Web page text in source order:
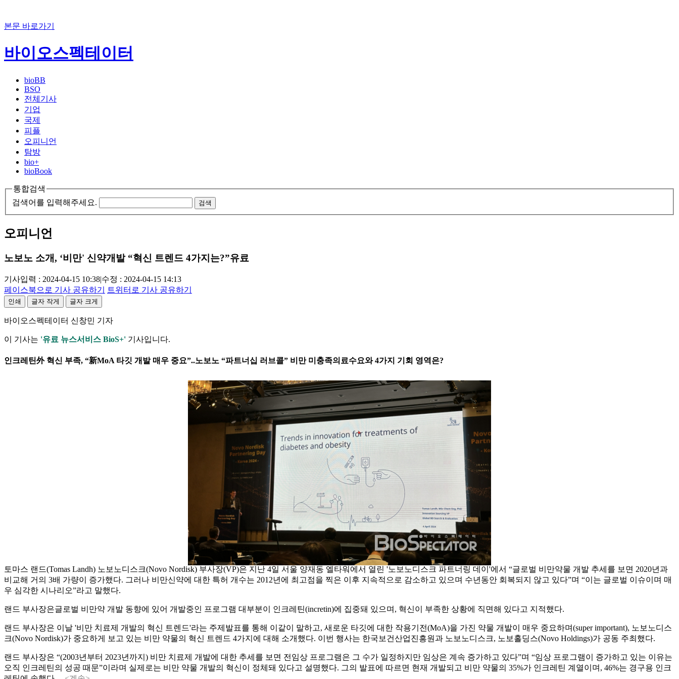
본문 바로가기
바이오스펙테이터
bioBB
BSO
전체기사
기업
국제
피플
오피니언
탐방
bio+
bioBook
통합검색
검색어를 입력해주세요.
검색
오피니언
노보노 소개, ‘비만' 신약개발 “혁신 트렌드 4가지는?”유료
기사입력 : 2024-04-15 10:38|수정 : 2024-04-15 14:13
페이스북으로 기사 공유하기
트위터로 기사 공유하기
인쇄 글자 작게 글자 크게
바이오스펙테이터 신창민 기자
이 기사는 '유료 뉴스서비스 BioS+' 기사입니다.
인크레틴外 혁신 부족, “新MoA 타깃 개발 매우 중요”..노보노 “파트너십 러브콜” 비만 미충족의료수요와 4가지 기회 영역은?
▲토마스 랜드 부사장
토마스 랜드(Tomas Landh) 노보노디스크(Novo Nordisk) 부사장(VP)은 지난 4일 서울 양재동 엘타워에서 열린 '노보노디스크 파트너링 데이'에서 “글로벌 비만약물 개발 추세를 보면 2020년과
비교해 거의 3배 가량이 증가했다. 그러나 비만신약에 대한 특허 개수는 2012년에 최고점을 찍은 이후 지속적으로 감소하고 있으며 수년동안 회복되지 않고 있다”며 “이는 글로벌 이슈이며 매
우 심각한 시나리오”라고 말했다.
랜드 부사장은글로벌 비만약 개발 동향에 있어 개발중인 프로그램 대부분이 인크레틴(incretin)에 집중돼 있으며, 혁신이 부족한 상황에 직면해 있다고 지적했다.
랜드 부사장은 이날 '비만 치료제 개발의 혁신 트렌드'라는 주제발표를 통해 이같이 말하고, 새로운 타깃에 대한 작용기전(MoA)을 가진 약물 개발이 매우 중요하며(super important), 노보노디스
크(Novo Nordisk)가 중요하게 보고 있는 비만 약물의 혁신 트렌드 4가지에 대해 소개했다. 이번 행사는 한국보건산업진흥원과 노보노디스크, 노보홀딩스(Novo Holdings)가 공동 주최했다.
랜드 부사장은 “(2003년부터 2023년까지) 비만 치료제 개발에 대한 추세를 보면 전임상 프로그램은 그 수가 일정하지만 임상은 계속 증가하고 있다”며 “임상 프로그램이 증가하고 있는 이유는
오직 인크레틴의 성공 때문”이라며 실제로는 비만 약물 개발의 혁신이 정체돼 있다고 설명했다. 그의 발표에 따르면 현재 개발되고 비만 약물의 35%가 인크레틴 계열이며, 46%는 경구용 인크